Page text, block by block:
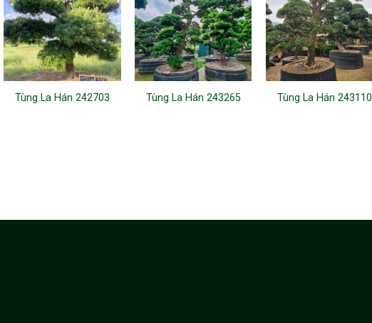
Tùng La Hán 242703 Tùng La Hán 243265 Tùng La Hán 243110